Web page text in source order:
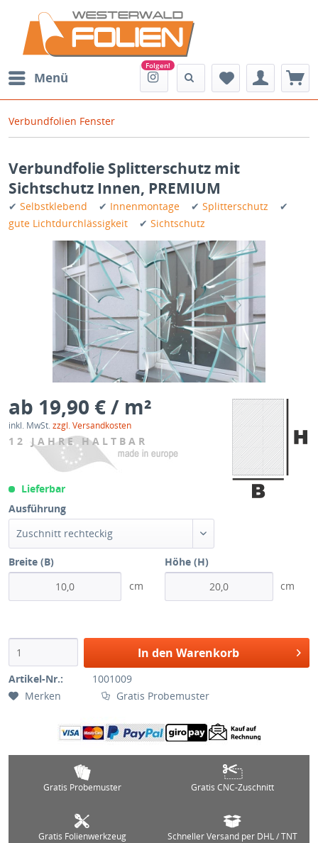
Menü
Verbundfolien Fenster
Verbundfolie Splitterschutz mit
Sichtschutz Innen, PREMIUM
✔ Selbstklebend ✔ Innenmontage ✔ Splitterschutz ✔
gute Lichtdurchlässigkeit ✔ Sichtschutz
ab 19,90 € / m²
inkl. MwSt.zzgl. Versandkosten
12 JAHRE HALTBAR
Lieferbar
Ausführung
Zuschnitt rechteckig
Breite (B)
cm
Höhe (H)
cm
In den Warenkorb
Artikel-Nr.:
1001009
Merken
Gratis Probemuster
Gratis Probemuster Gratis CNC-Zuschnitt
Gratis Folienwerkzeug Schneller Versand per DHL / TNT